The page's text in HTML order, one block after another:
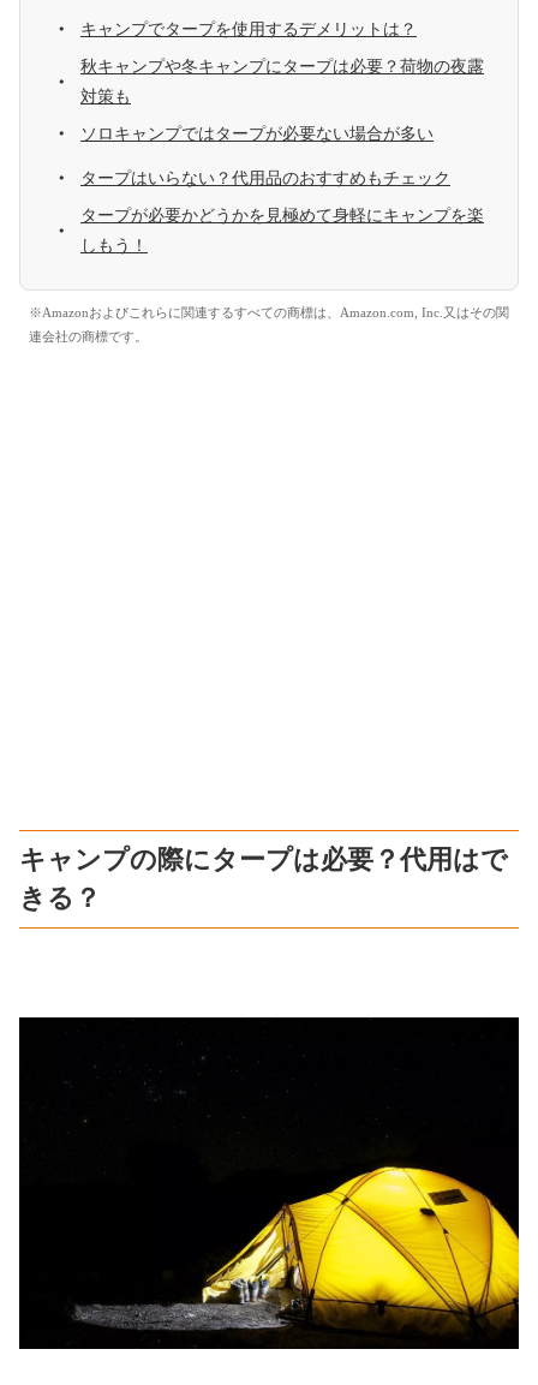
キャンプでタープを使用するデメリットは？
秋キャンプや冬キャンプにタープは必要？荷物の夜露
対策も
ソロキャンプではタープが必要ない場合が多い
タープはいらない？代用品のおすすめもチェック
タープが必要かどうかを見極めて身軽にキャンプを楽
しもう！
※Amazonおよびこれらに関連するすべての商標は、Amazon.com, Inc.又はその関
連会社の商標です。
キャンプの際にタープは必要？代用はで
きる？